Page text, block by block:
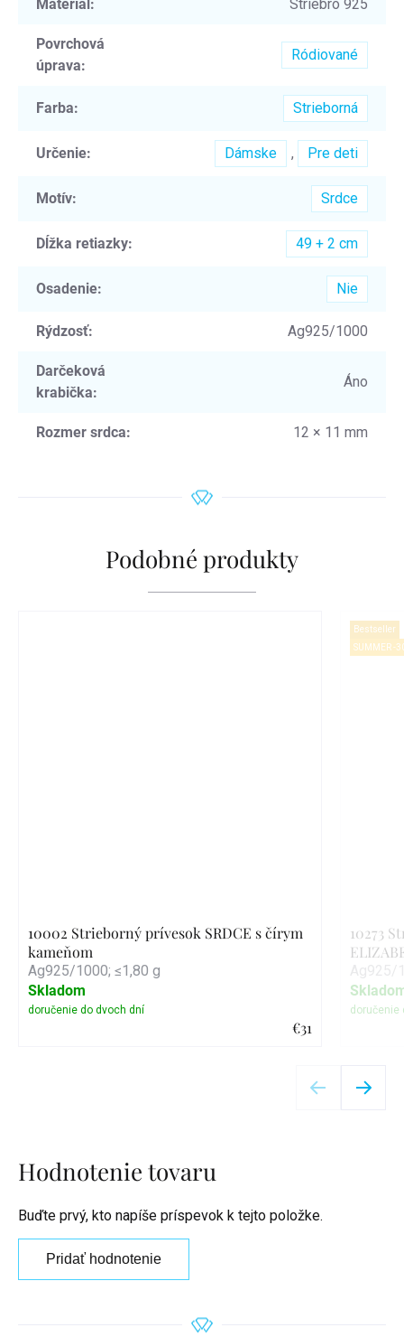
Materiál : Striebro 925
Povrchová
úprava:
Ródiované
Farba: Strieborná
Určenie: Dámske , Pre deti
Motív: Srdce
Dĺžka retiazky: 49 + 2 cm
Osadenie: Nie
Rýdzosť: Ag925/1000
Darčeková
krabička:
Áno
Rozmer srdca: 12 × 11 mm
Podobné produkty
10002 Strieborný prívesok SRDCE s čírym
kameňom
Ag925/1000; ≤1,80 g
€31
Skladom
Bestseller
SUMMER -
10273
Hodnotenie tovaru
Buďte prvý, kto napíše príspevok k tejto položke.
Pridať hodnotenie